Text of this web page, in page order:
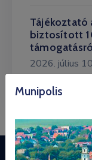
Tájékoztató
biztosított
2026. július
Munipolis